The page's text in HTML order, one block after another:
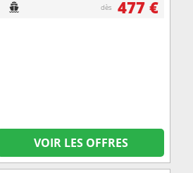
dès 477 €
VOIR LES OFFRES